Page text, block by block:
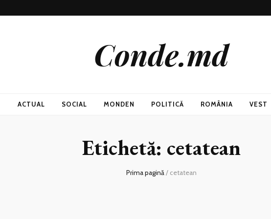
Conde.md
ACTUAL SOCIAL MONDEN POLITICĂ ROMÂNIA VEST
Etichetă: cetatean
Prima pagină/ cetatean